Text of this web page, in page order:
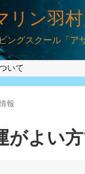
リン羽
ングスクール「ア
いて
報
がよい